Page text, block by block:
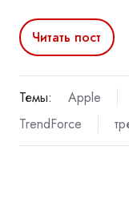
Читать пост
Темы: Apple
TrendForce